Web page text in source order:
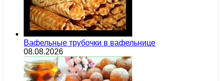
Вафельные трубочки в вафельнице
08.08.2026